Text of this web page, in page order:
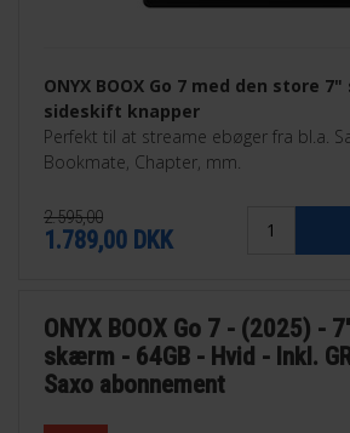
ONYX BOOX Go 7 med den store
sideskift knapper
Perfekt til at streame ebøger fra bl.a.
Bookmate, Chapter, mm.
2.595,00
1.789,00 DKK
ONYX BOOX Go 7 - (2025) -
skærm - 64GB - Hvid - Inkl.
Saxo abonnement